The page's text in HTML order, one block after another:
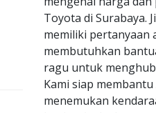
Toyota di Surabaya.
memiliki pertanyaan
membutuhkan
ragu untuk
Kami siap membantu
menemukan